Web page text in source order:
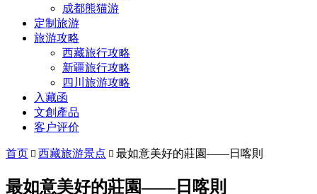
成都熊猫游
定制旅游
旅游攻略
西藏旅行攻略
新疆旅行攻略
四川旅游攻略
入藏函
文創產品
客户评价
首页  西藏旅游景点  最如意美好的莊園——日喀則
最如意美好的莊園——日喀則